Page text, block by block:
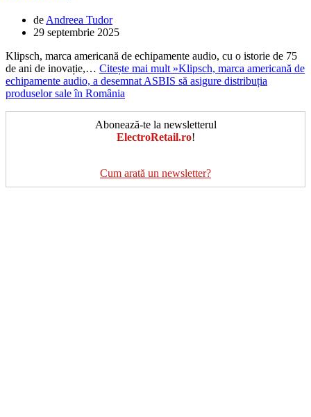
de Andreea Tudor
29 septembrie 2025
Klipsch, marca americană de echipamente audio, cu o istorie de 75
de ani de inovație,… Citește mai mult »Klipsch, marca americană de
echipamente audio, a desemnat ASBIS să asigure distribuția
produselor sale în România
Abonează-te la newsletterul
ElectroRetail.ro!
Cum arată un newsletter?